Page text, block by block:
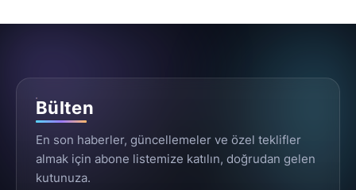
Bülten
En son haberler, güncellemeler ve özel teklifler
almak için abone listemize katılın, doğrudan gelen
kutunuza.